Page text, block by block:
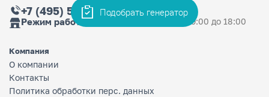
+7 (495) 565-36-33
Режим работы магазина Ежедневно: с 9:00 до 18:00
Компания
О компании
Контакты
Политика обработки перс. данных
Подобрать генератор